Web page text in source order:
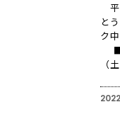
平
と
ク